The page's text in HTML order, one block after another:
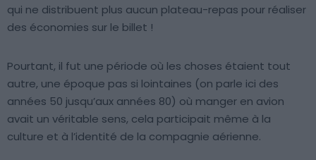
qui ne distribuent plus aucun plateau-repas pour réaliser
des économies sur le billet !
Pourtant, il fut une période où les choses étaient tout
autre, une époque pas si lointaines (on parle ici des
années 50 jusqu’aux années 80) où manger en avion
avait un véritable sens, cela participait même à la
culture et à l’identité de la compagnie aérienne.